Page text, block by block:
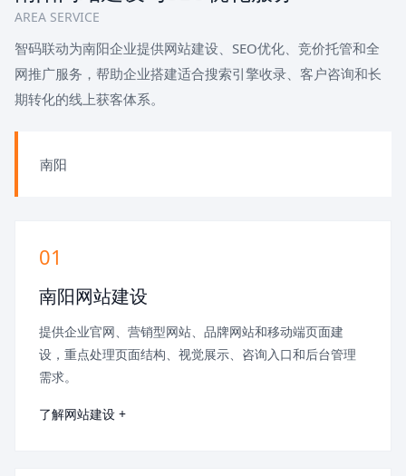
AREA SERVICE
智码联动为南阳企业提供网站建设、SEO优化、竞价托管和全
网推广服务，帮助企业搭建适合搜索引擎收录、客户咨询和长
期转化的线上获客体系。
南阳
01
南阳网站建设
提供企业官网、营销型网站、品牌网站和移动端页面建
设，重点处理页面结构、视觉展示、咨询入口和后台管理
需求。
了解网站建设 +